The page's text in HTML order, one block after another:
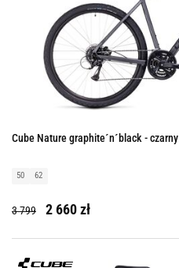
Cube Nature graphite´n´black - czarny
50 62
3 799 2 660 zł